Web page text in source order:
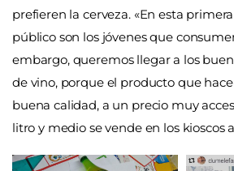
prefieren la cerveza. «En esta
público son los jóvenes que
embargo, queremos llegar a los
de vino, porque el producto que
buena calidad, a un precio muy
litro y medio se vende en los kioscos